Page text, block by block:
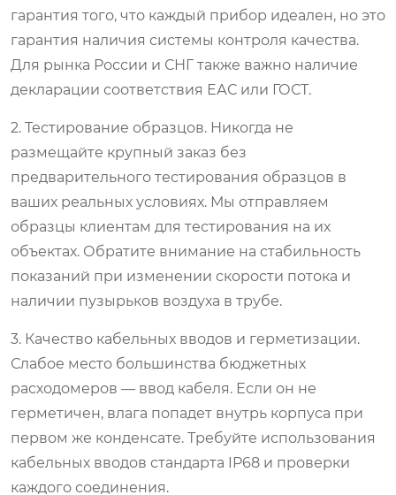
гарантия того, что каждый прибор идеален, но это
гарантия наличия системы контроля качества.
Для рынка России и СНГ также важно наличие
декларации соответствия ЕАС или ГОСТ.
2. Тестирование образцов. Никогда не
размещайте крупный заказ без
предварительного тестирования образцов в
ваших реальных условиях. Мы отправляем
образцы клиентам для тестирования на их
объектах. Обратите внимание на стабильность
показаний при изменении скорости потока и
наличии пузырьков воздуха в трубе.
3. Качество кабельных вводов и герметизации.
Слабое место большинства бюджетных
расходомеров — ввод кабеля. Если он не
герметичен, влага попадет внутрь корпуса при
первом же конденсате. Требуйте использования
кабельных вводов стандарта IP68 и проверки
каждого соединения.